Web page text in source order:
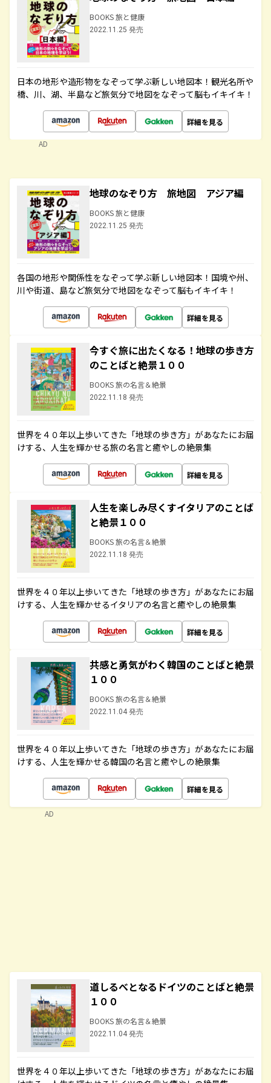
BOOKS 旅と健康
2022.11.25 発売
日本の地形や造形物をなぞって学ぶ新しい地図本！観光名所や
橋、川、湖、半島など旅気分で地図をなぞって脳もイキイキ！
詳細を見る
AD
地球のなぞり方 旅地図 アジア編
BOOKS 旅と健康
2022.11.25 発売
各国の地形や関係性をなぞって学ぶ新しい地図本！国境や州、
川や街道、島など旅気分で地図をなぞって脳もイキイキ！
詳細を見る
今すぐ旅に出たくなる！地球の歩き方
のことばと絶景１００
BOOKS 旅の名言＆絶景
2022.11.18 発売
世界を４０年以上歩いてきた「地球の歩き方」があなたにお届
けする、人生を輝かせる旅の名言と癒やしの絶景集
詳細を見る
人生を楽しみ尽くすイタリアのことば
と絶景１００
BOOKS 旅の名言＆絶景
2022.11.18 発売
世界を４０年以上歩いてきた「地球の歩き方」があなたにお届
けする、人生を輝かせるイタリアの名言と癒やしの絶景集
詳細を見る
共感と勇気がわく韓国のことばと絶景
１００
BOOKS 旅の名言＆絶景
2022.11.04 発売
世界を４０年以上歩いてきた「地球の歩き方」があなたにお届
けする、人生を輝かせる韓国の名言と癒やしの絶景集
詳細を見る
道しるべとなるドイツのことばと絶景
１００
BOOKS 旅の名言＆絶景
2022.11.04 発売
世界を４０年以上歩いてきた「地球の歩き方」があなたにお届
AD